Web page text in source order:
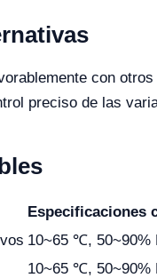
con
preciso de las
Especificaciones
10~65 ℃, 50~90%
10~65 ℃, 50~90%